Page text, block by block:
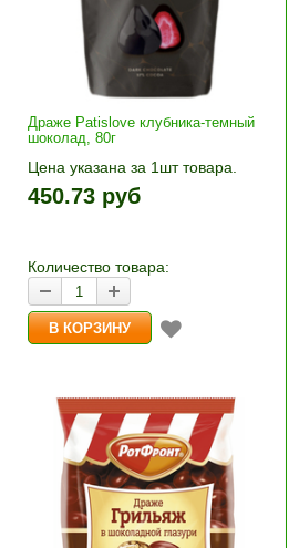
Драже Patislove клубника-темный
шоколад, 80г
Цена указана за 1шт товара.
1шт прибавляется кнопками «+»
и «-». Выберите нужное
450.73 руб
Количество товара: